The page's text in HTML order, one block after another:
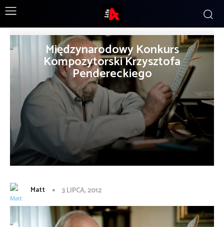
Międzynarodowy Konkurs
Kompozytorski Krzysztofa
Pendereckiego
Matt 3 LIPCA, 2012